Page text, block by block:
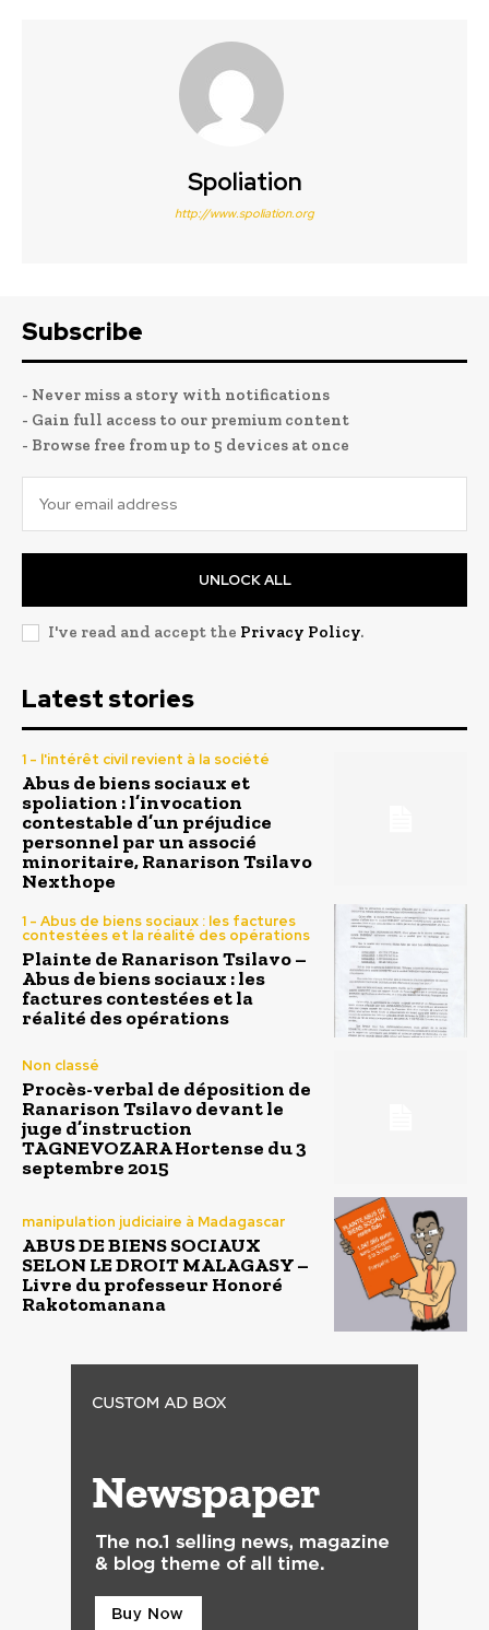
Spoliation
http://www.spoliation.org
Subscribe
- Never miss a story with notifications
- Gain full access to our premium content
- Browse free from up to 5 devices at once
UNLOCK ALL
I've read and accept the Privacy Policy.
Latest stories
1 - l'intérêt civil revient à la société
Abus de biens sociaux et
spoliation : l’invocation
contestable d’un préjudice
personnel par un associé
minoritaire, Ranarison Tsilavo
Nexthope
1 - Abus de biens sociaux : les factures
contestées et la réalité des opérations
Plainte de Ranarison Tsilavo –
Abus de biens sociaux : les
factures contestées et la
réalité des opérations
Non classé
Procès-verbal de déposition de
Ranarison Tsilavo devant le
juge d’instruction
TAGNEVOZARA Hortense du 3
septembre 2015
manipulation judiciaire à Madagascar
ABUS DE BIENS SOCIAUX
SELON LE DROIT MALAGASY –
Livre du professeur Honoré
Rakotomanana